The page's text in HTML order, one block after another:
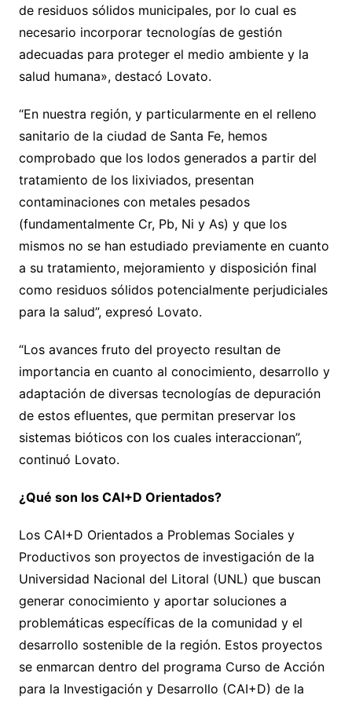
de residuos sólidos municipales, por lo cual es
necesario incorporar tecnologías de gestión
adecuadas para proteger el medio ambiente y la
salud humana», destacó Lovato.
“En nuestra región, y particularmente en el relleno
sanitario de la ciudad de Santa Fe, hemos
comprobado que los lodos generados a partir del
tratamiento de los lixiviados, presentan
contaminaciones con metales pesados
(fundamentalmente Cr, Pb, Ni y As) y que los
mismos no se han estudiado previamente en cuanto
a su tratamiento, mejoramiento y disposición final
como residuos sólidos potencialmente perjudiciales
para la salud”, expresó Lovato.
“Los avances fruto del proyecto resultan de
importancia en cuanto al conocimiento, desarrollo y
adaptación de diversas tecnologías de depuración
de estos efluentes, que permitan preservar los
sistemas bióticos con los cuales interaccionan”,
continuó Lovato.
¿Qué son los CAI+D Orientados?
Los CAI+D Orientados a Problemas Sociales y
Productivos son proyectos de investigación de la
Universidad Nacional del Litoral (UNL) que buscan
generar conocimiento y aportar soluciones a
problemáticas específicas de la comunidad y el
desarrollo sostenible de la región. Estos proyectos
se enmarcan dentro del programa Curso de Acción
para la Investigación y Desarrollo (CAI+D) de la